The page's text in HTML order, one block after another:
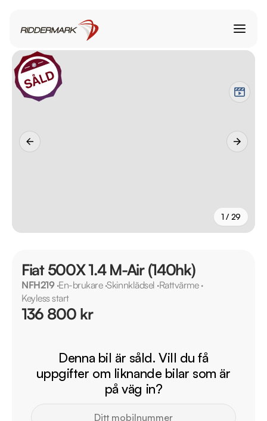
1 / 29
Fiat 500X 1.4 M-Air (140hk)
NFH219·En-brukare·Skinnklädsel ·Rattvärme·
Keyless start
136 800 kr
Denna bil är såld. Vill du få
uppgifter om liknande bilar som är
på väg in?